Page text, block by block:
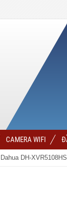
CAMERA WIFI
DH-